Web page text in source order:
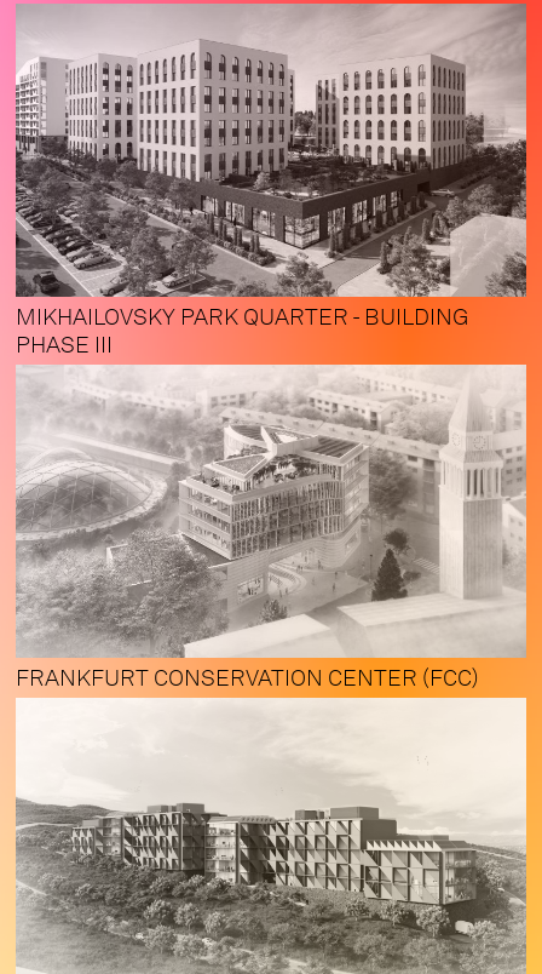
MIKHAILOVSKY PARK QUARTER - BUILDING
PHASE III
FRANKFURT CONSERVATION CENTER (FCC)